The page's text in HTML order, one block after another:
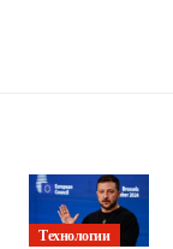
Технологии